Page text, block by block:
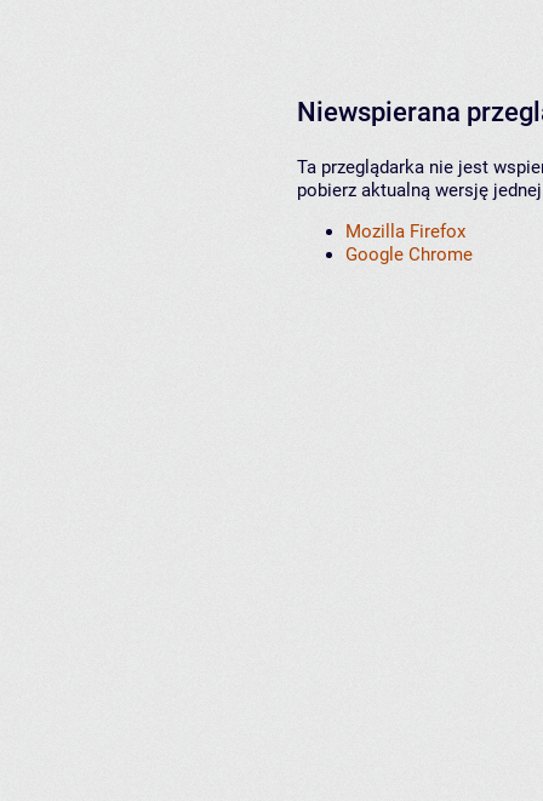
Niewspierana
Ta przeglądarka nie jest
pobierz aktualną wersję
Mozilla Firefox
Google Chrome